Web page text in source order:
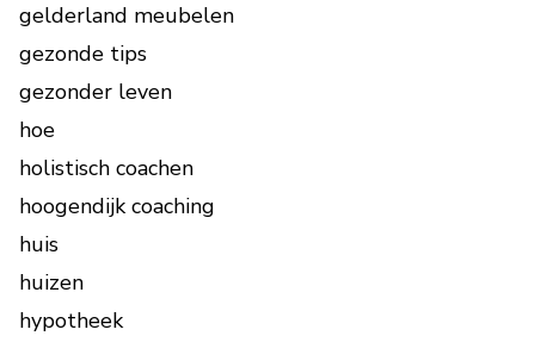
gelderland meubelen
gezonde tips
gezonder leven
hoe
holistisch coachen
hoogendijk coaching
huis
huizen
hypotheek